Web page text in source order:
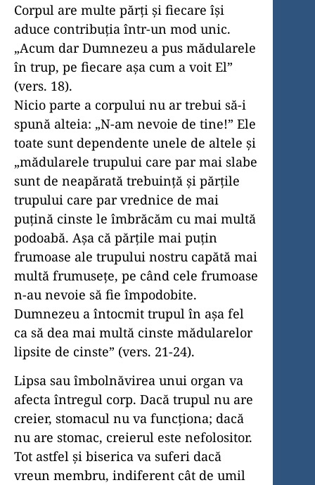
Corpul are multe părţi şi fiecare îşi
aduce contribuţia într-un mod unic.
„Acum dar Dumnezeu a pus mădularele
în trup, pe fiecare aşa cum a voit El”
(vers. 18).
Nicio parte a corpului nu ar trebui să-i
spună alteia: „N-am nevoie de tine!” Ele
toate sunt dependente unele de altele şi
„mădularele trupului care par mai slabe
sunt de neapărată trebuinţă şi părţile
trupului care par vrednice de mai
puţină cinste le îmbrăcăm cu mai multă
podoabă. Aşa că părţile mai puţin
frumoase ale trupului nostru capătă mai
multă frumuseţe, pe când cele frumoase
n-au nevoie să fie împodobite.
Dumnezeu a întocmit trupul în aşa fel
ca să dea mai multă cinste mădularelor
lipsite de cinste” (vers. 21-24).
Lipsa sau îmbolnăvirea unui organ va
afecta întregul corp. Dacă trupul nu are
creier, stomacul nu va funcţiona; dacă
nu are stomac, creierul este nefolositor.
Tot astfel şi biserica va suferi dacă
vreun membru, indiferent cât de umil